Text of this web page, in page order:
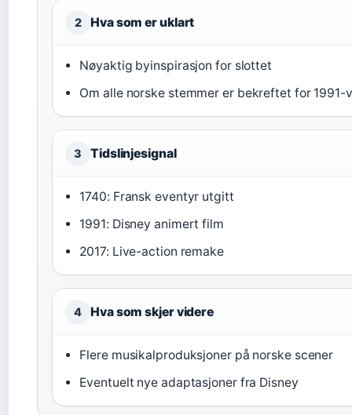
2 Hva som er uklart
Nøyaktig byinspirasjon for slottet
Om alle norske stemmer er bekreftet for 1991-
3 Tidslinjesignal
1740: Fransk eventyr utgitt
1991: Disney animert film
2017: Live-action remake
4 Hva som skjer videre
Flere musikalproduksjoner på norske scener
Eventuelt nye adaptasjoner fra Disney